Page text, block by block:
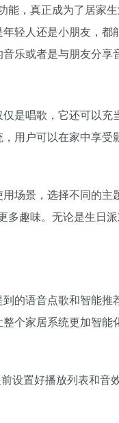
，真正成为了居家
轻人还是小朋友，
或者是与朋友分享
是唱歌，它还可以
用户可以在家中享
场景，选择不同的
趣味。无论是生日
的语音点歌和智能
家居系统更加智
设置好播放列表和